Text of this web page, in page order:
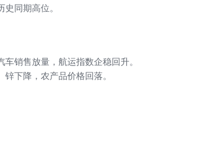
同期高位。
销售放量，航运指数企稳回升。
下降，农产品价格回落。